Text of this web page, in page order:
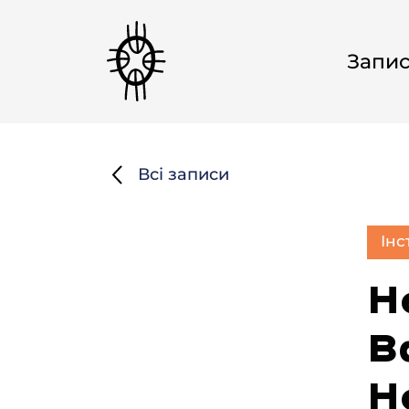
Всі записи